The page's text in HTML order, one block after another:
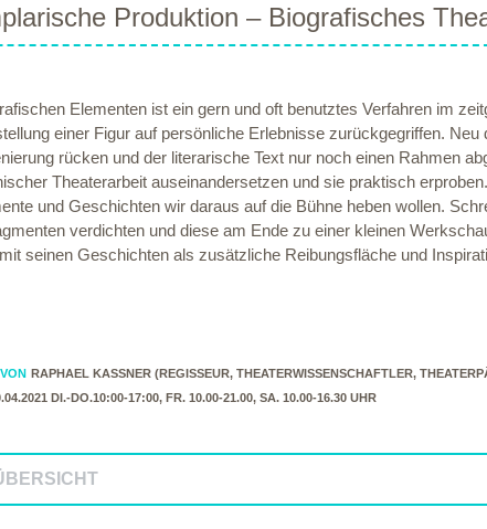
Produktion – Biografisches
Elementen ist ein gern und oft benutztes Verfahren im
einer Figur auf persönliche Erlebnisse zurückgegriffen.
rücken und der literarische Text nur noch einen Rahmen
Theaterarbeit auseinandersetzen und sie praktisch
und Geschichten wir daraus auf die Bühne heben wollen.
verdichten und diese am Ende zu einer kleinen
seinen Geschichten als zusätzliche Reibungsfläche und
RAPHAEL KASSNER (REGISSEUR, THEATERWISSENSCHAFTLER,
DI.-DO.10:00-17:00, FR. 10.00-21.00, SA. 10.00-16.30 UHR